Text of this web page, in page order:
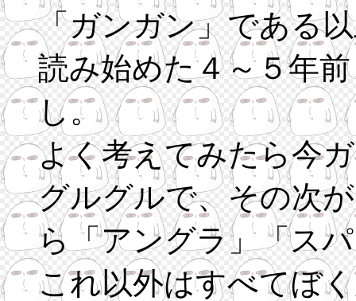
「ガンガン」である
読み始めた４～５年
し。
よく考えてみたら今
グルグルで、その次
ら「アングラ」「ス
これ以外はすべてぼ